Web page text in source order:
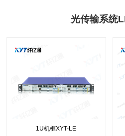
光传输系统
1U机框XYT-LE